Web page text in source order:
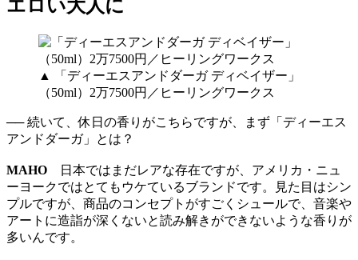
エロい大人に
▲ 「ディーエスアンドダーガ ディベイザー」
（50ml）2万7500円／ヒーリングワークス
── 続いて、休日の香りがこちらですが、まず「ディーエス
アンドダーガ」とは？
MAHO 日本ではまだレアな存在ですが、アメリカ・ニュ
ーヨークではとてもウケているブランドです。見た目はシン
プルですが、商品のコンセプトがすごくシュールで、音楽や
アートに造詣が深くないと読み解きができないような香りが
多いんです。